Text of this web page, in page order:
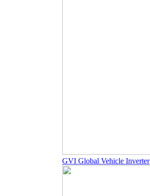
GVI Global Vehicle Inverter